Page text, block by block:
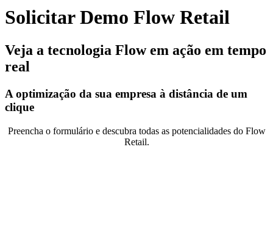
Solicitar Demo Flow Retail
Veja a tecnologia Flow em ação em tempo
real
A optimização da sua empresa à distância de um
clique
Preencha o formulário e descubra todas as potencialidades do Flow
Retail.